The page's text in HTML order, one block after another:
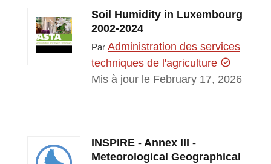
Soil Humidity in Luxembourg
2002-2024
Par Administration des services
techniques de l'agriculture
Mis à jour le February 17, 2026
INSPIRE - Annex III -
Meteorological Geographical